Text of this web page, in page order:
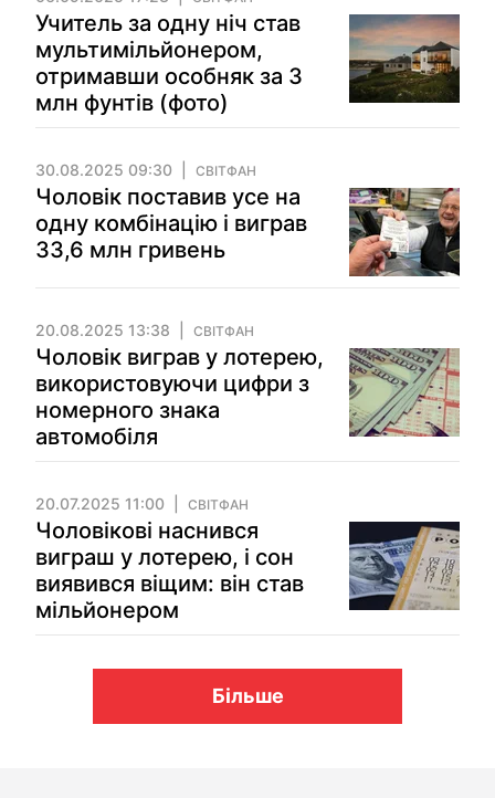
Учитель за одну ніч став
мультимільйонером,
отримавши особняк за 3
млн фунтів (фото)
30.08.2025 09:30 СВІТФАН
Чоловік поставив усе на
одну комбінацію і виграв
33,6 млн гривень
20.08.2025 13:38 СВІТФАН
Чоловік виграв у лотерею,
використовуючи цифри з
номерного знака
автомобіля
20.07.2025 11:00 СВІТФАН
Чоловікові наснився
виграш у лотерею, і сон
виявився віщим: він став
мільйонером
Більше